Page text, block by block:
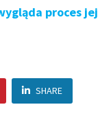
proces jej
SHARE